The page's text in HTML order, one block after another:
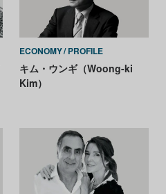
ECONOMY PROFILE
キム・ウンギ（Woong-ki
Kim）